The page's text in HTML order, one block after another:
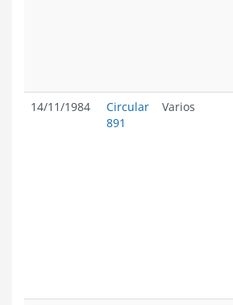
14/11/1984
Circular
891
Varios